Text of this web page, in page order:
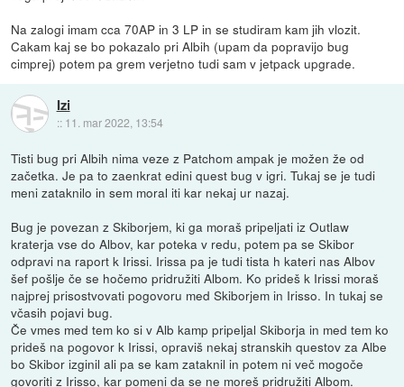
Na zalogi imam cca 70AP in 3 LP in se studiram kam jih vlozit.
Cakam kaj se bo pokazalo pri Albih (upam da popravijo bug
cimprej) potem pa grem verjetno tudi sam v jetpack upgrade.
Izi
:: 11. mar 2022, 13:54
Tisti bug pri Albih nima veze z Patchom ampak je možen že od
začetka. Je pa to zaenkrat edini quest bug v igri. Tukaj se je tudi
meni zataknilo in sem moral iti kar nekaj ur nazaj.
Bug je povezan z Skiborjem, ki ga moraš pripeljati iz Outlaw
kraterja vse do Albov, kar poteka v redu, potem pa se Skibor
odpravi na raport k Irissi. Irissa pa je tudi tista h kateri nas Albov
šef pošlje če se hočemo pridružiti Albom. Ko prideš k Irissi moraš
najprej prisostvovati pogovoru med Skiborjem in Irisso. In tukaj se
včasih pojavi bug.
Če vmes med tem ko si v Alb kamp pripeljal Skiborja in med tem ko
prideš na pogovor k Irissi, opraviš nekaj stranskih questov za Albe
bo Skibor izginil ali pa se kam zataknil in potem ni več mogoče
govoriti z Irisso, kar pomeni da se ne moreš pridružiti Albom.